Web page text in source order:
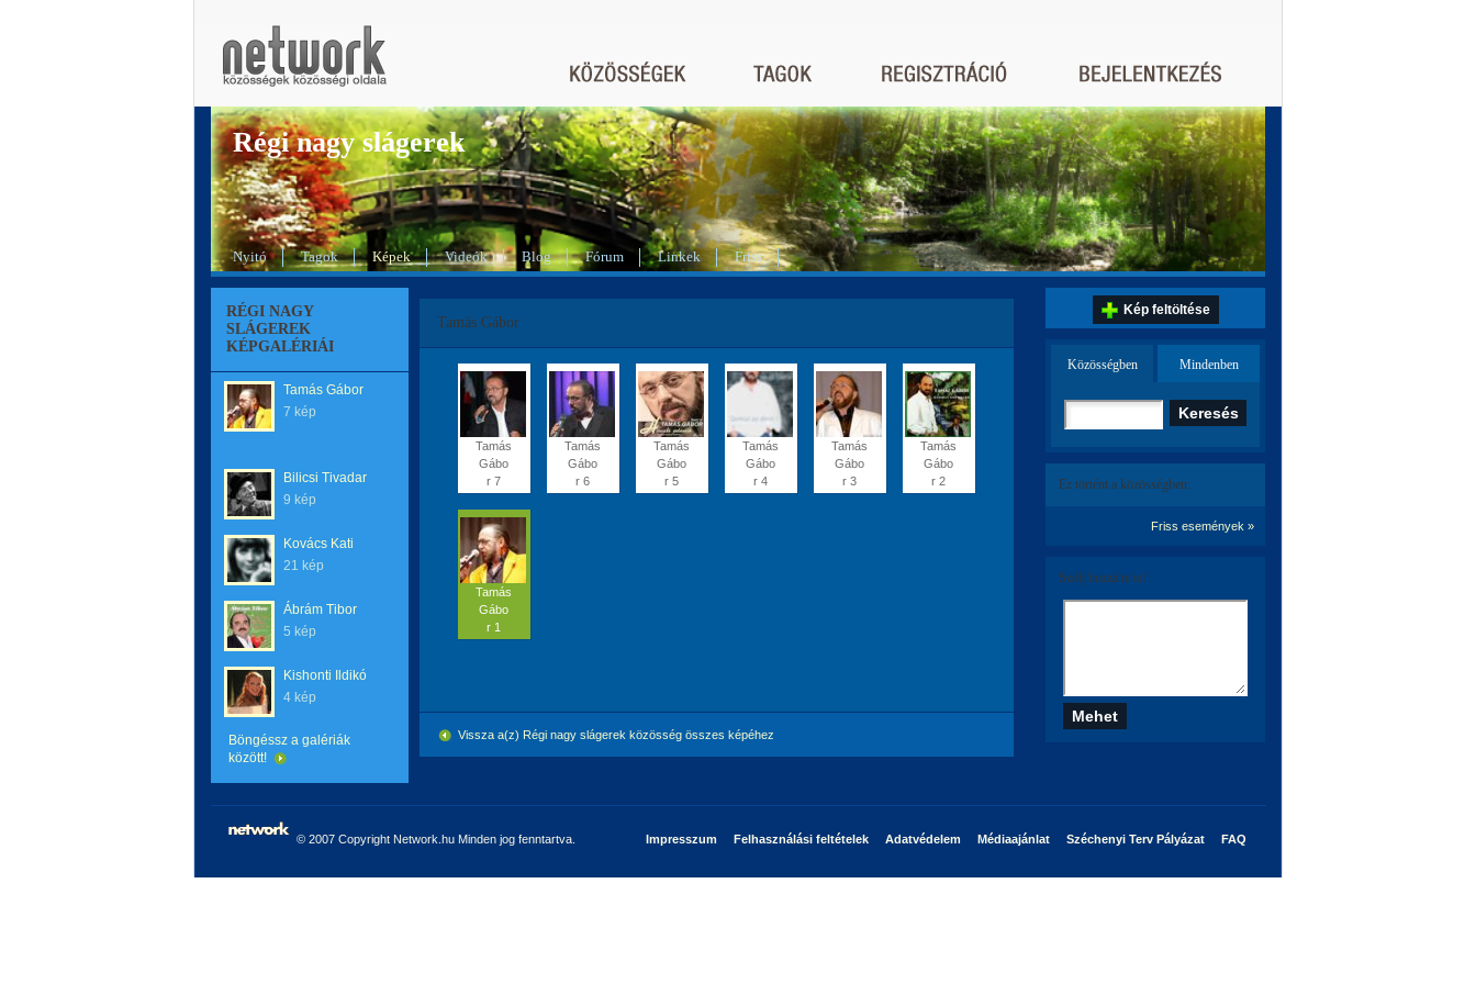
Régi nagy slágerek
Nyitó Tagok Képek Videók Blog Fórum Linkek Friss
RÉGI NAGY
SLÁGEREK
KÉPGALÉRIÁI
Tamás Gábor
7 kép
Bilicsi Tivadar
9 kép
Kovács Kati
21 kép
Ábrám Tibor
5 kép
Kishonti Ildikó
4 kép
Böngéssz a galériák
között!
Tamás Gábor
Tamás
Gábo
r 7
Tamás
Gábo
r 6
Tamás
Gábo
r 5
Tamás
Gábo
r 4
Tamás
Gábo
r 3
Tamás
Gábo
r 2
Tamás
Gábo
r 1
Vissza a(z) Régi nagy slágerek közösség összes képéhez
Kép feltöltése
Közösségben Mindenben
Ez történt a közösségben:
Friss események »
Szólj hozzá te is!
© 2007 Copyright Network.hu Minden jog fenntartva. Impresszum Felhasználási feltételek Adatvédelem Médiaajánlat Széchenyi Terv Pályázat FAQ